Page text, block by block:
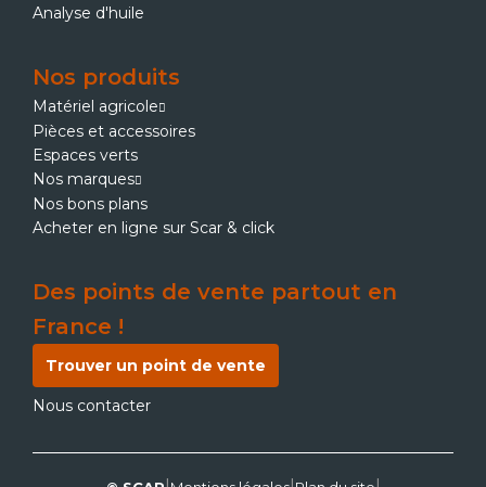
Analyse d'huile
Nos produits
Matériel agricole
Pièces et accessoires
Espaces verts
Nos marques
Nos bons plans
Acheter en ligne sur Scar & click
Des points de vente partout en
France !
Trouver un point de vente
Nous contacter